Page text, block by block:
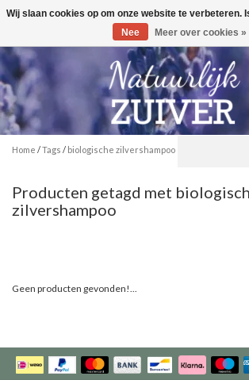
Toggle
Home /Tags / biologische zilvershampoo
Producten getagd met
zilvershampoo
Geen producten gevonden!...
Wij slaan cookies op om onze website te verbeteren.
Nee
Meer over cookies »